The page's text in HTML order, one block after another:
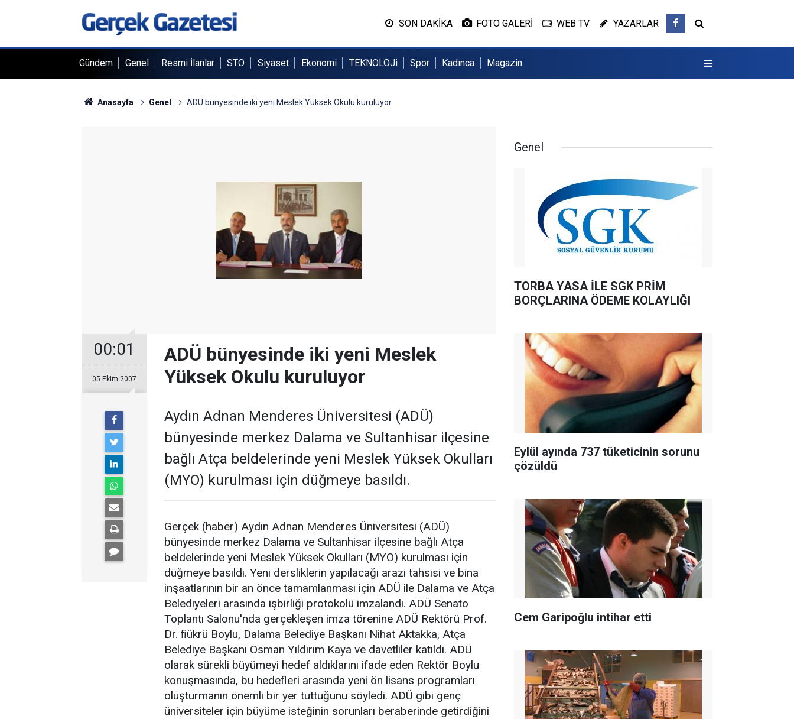
SON DAKİKA FOTO GALERİ WEB TV YAZARLAR
Gündem Genel Resmi İlanlar STO Siyaset Ekonomi TEKNOLOJi Spor Kadınca Magazin
Anasayfa Genel ADÜ bünyesinde iki yeni Meslek Yüksek Okulu kuruluyor
00:01
05 Ekim 2007
ADÜ bünyesinde iki yeni Meslek
Yüksek Okulu kuruluyor
Aydın Adnan Menderes Üniversitesi (ADÜ)
bünyesinde merkez Dalama ve Sultanhisar ilçesine
bağlı Atça beldelerinde yeni Meslek Yüksek Okulları
(MYO) kurulması için düğmeye basıldı.
Gerçek (haber) Aydın Adnan Menderes Üniversitesi (ADÜ)
bünyesinde merkez Dalama ve Sultanhisar ilçesine bağlı Atça
beldelerinde yeni Meslek Yüksek Okulları (MYO) kurulması için
düğmeye basıldı. Yeni dersliklerin yapılacağı arazi tahsisi ve bina
inşaatlarının bir an önce tamamlanması için ADÜ ile Dalama ve Atça
Belediyeleri arasında işbirliği protokolü imzalandı. ADÜ Senato
Toplantı Salonu'nda gerçekleşen imza törenine ADÜ Rektörü Prof.
Dr. ﬁükrü Boylu, Dalama Belediye Başkanı Nihat Aktakka, Atça
Belediye Başkanı Osman Yıldırım Kaya ve davetliler katıldı. ADÜ
olarak sürekli büyümeyi hedef aldıklarını ifade eden Rektör Boylu
konuşmasında, bu hedefleri arasında yeni ön lisans programları
oluşturmanın önemli bir yer tuttuğunu söyledi. ADÜ gibi genç
üniversiteler için büyüme isteğinin sorunları beraberinde getirdiğini
Genel
TORBA YASA İLE SGK PRİM
BORÇLARINA ÖDEME KOLAYLIĞI
Eylül ayında 737 tüketicinin sorunu
çözüldü
Cem Garipoğlu intihar etti